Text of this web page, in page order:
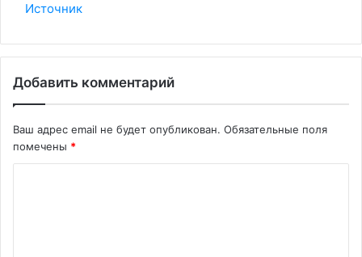
Источник
Добавить комментарий
Ваш адрес email не будет опубликован. Обязательные поля
помечены *